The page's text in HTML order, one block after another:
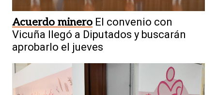
Acuerdo minero El convenio con
Vicuña llegó a Diputados y buscarán
aprobarlo el jueves